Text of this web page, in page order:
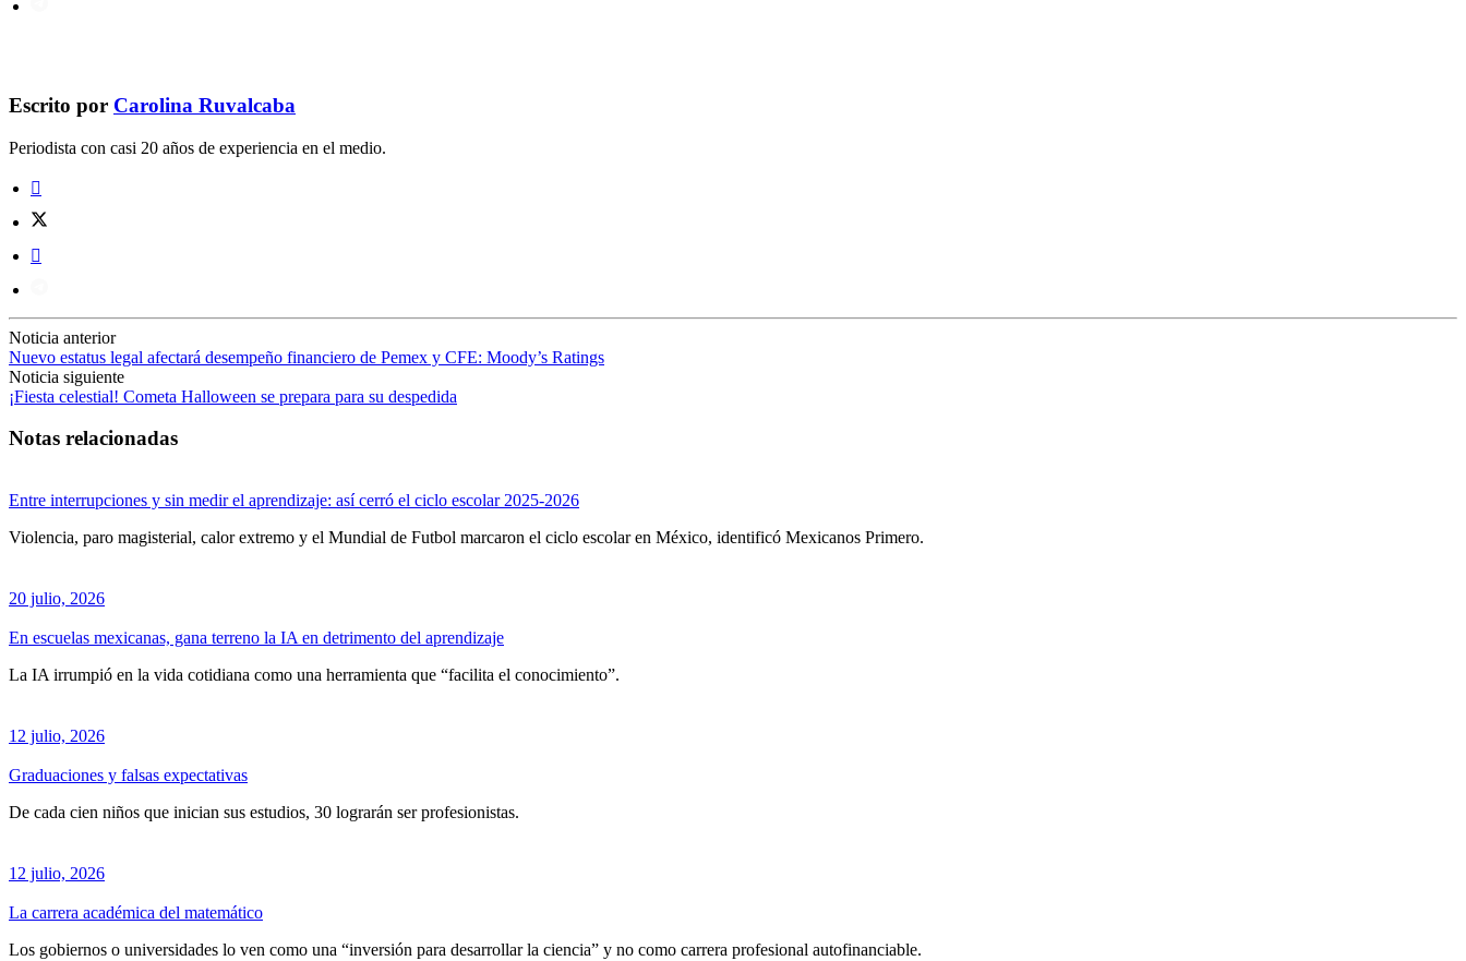
Escrito por Carolina Ruvalcaba
Periodista con casi 20 años de experiencia en el medio.
Noticia anterior
Nuevo estatus legal afectará desempeño financiero de Pemex y CFE: Moody’s Ratings
Noticia siguiente
¡Fiesta celestial! Cometa Halloween se prepara para su despedida
Notas relacionadas
Entre interrupciones y sin medir el aprendizaje: así cerró el ciclo escolar 2025-2026
Violencia, paro magisterial, calor extremo y el Mundial de Futbol marcaron el ciclo escolar en México, identificó Mexicanos Primero.
20 julio, 2026
En escuelas mexicanas, gana terreno la IA en detrimento del aprendizaje
La IA irrumpió en la vida cotidiana como una herramienta que “facilita el conocimiento”.
12 julio, 2026
Graduaciones y falsas expectativas
De cada cien niños que inician sus estudios, 30 lograrán ser profesionistas.
12 julio, 2026
La carrera académica del matemático
Los gobiernos o universidades lo ven como una “inversión para desarrollar la ciencia” y no como carrera profesional autofinanciable.